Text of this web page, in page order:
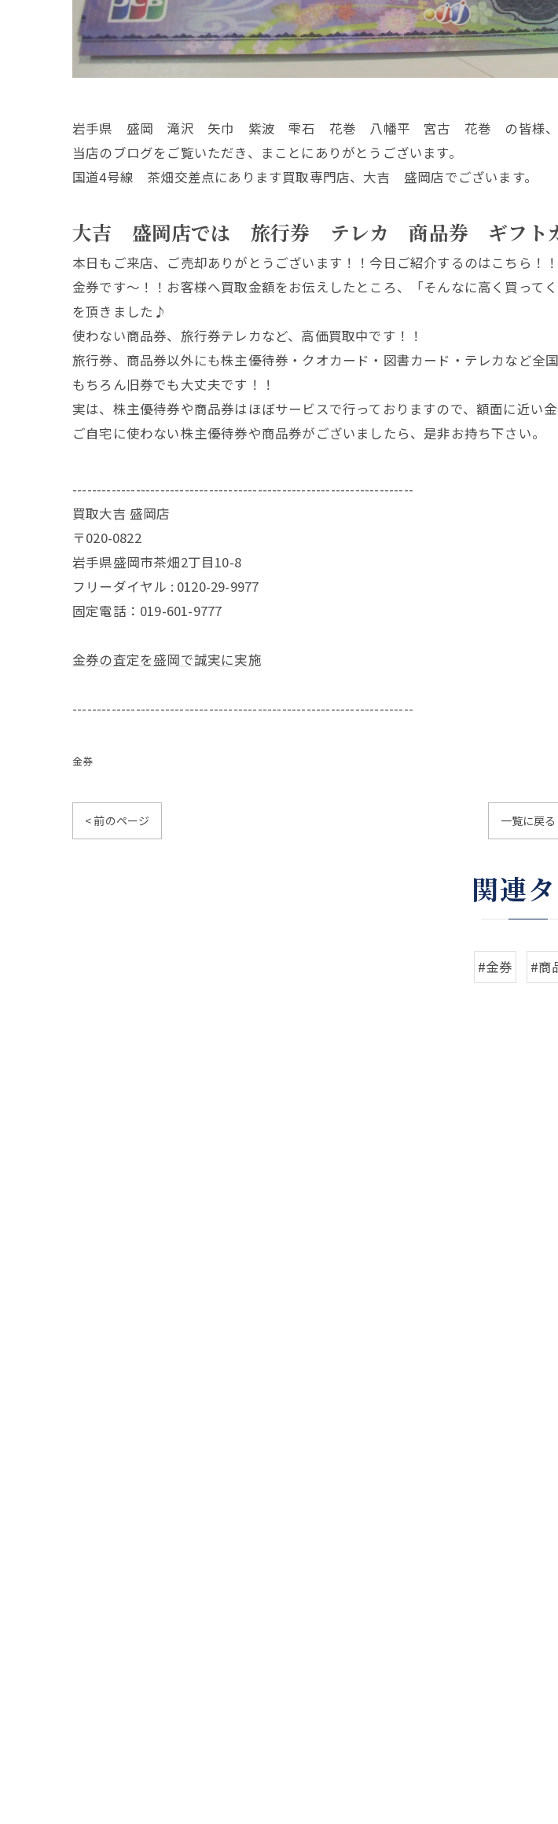
岩手県 盛岡 滝沢 矢巾 紫波 雫石 花巻 八幡平 宮古 花巻 の皆様、
当店のブログをご覧いただき、まことにありがとうございます。
国道4号線 茶畑交差点にあります買取専門店、大吉 盛岡店でございます。
大吉 盛岡店では 旅行券 テレカ 商品券 ギフト
本日もご来店、ご売却ありがとうございます！！今日ご紹介するのはこちら！！
金券です～！！お客様へ買取金額をお伝えしたところ、「そんなに高く買って
を頂きました♪
使わない商品券、旅行券テレカなど、高価買取中です！！
旅行券、商品券以外にも株主優待券・クオカード・図書カード・テレカなど全
もちろん旧券でも大丈夫です！！
実は、株主優待券や商品券はほぼサービスで行っておりますので、額面に近い金
ご自宅に使わない株主優待券や商品券がございましたら、是非お持ち下さい。
----------------------------------------------------------------------
買取大吉 盛岡店
〒020-0822
岩手県盛岡市茶畑2丁目10-8
フリーダイヤル : 0120-29-9977
固定電話：019-601-9777
金券の査定を盛岡で誠実に実施
----------------------------------------------------------------------
金券
< 前のページ 一覧に戻る
関連
#金券 #商